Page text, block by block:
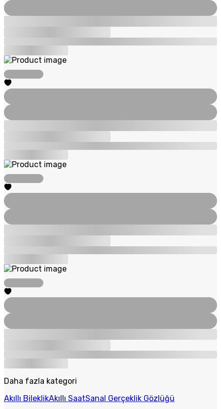
Daha fazla kategori
Akıllı BileklikAkıllı SaatSanal Gerçeklik Gözlüğü